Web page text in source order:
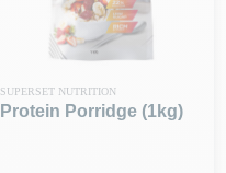
SUPERSET NUTRITION
Protein Porridge (1kg)